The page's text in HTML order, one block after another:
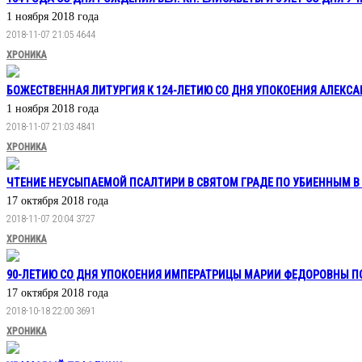
1 ноября 2018 года
2018-11-07 21:05 4644
ХРОНИКА
БОЖЕСТВЕННАЯ ЛИТУРГИЯ К 124-ЛЕТИЮ СО ДНЯ УПОКОЕНИЯ
1 ноября 2018 года
2018-11-07 21:03 4841
ХРОНИКА
ЧТЕНИЕ НЕУСЫПАЕМОЙ ПСАЛТИРИ В СВЯТОМ ГРАДЕ ПО УБИЕННЫМ В
17 октября 2018 года
2018-11-07 20:04 3727
ХРОНИКА
90-ЛЕТИЮ СО ДНЯ УПОКОЕНИЯ ИМПЕРАТРИЦЫ МАРИИ ФЕДОРОВНЫ
17 октября 2018 года
2018-10-18 22:00 3691
ХРОНИКА